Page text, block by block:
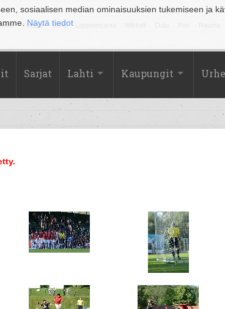
sosiaalisen median ominaisuuksien tukemiseen ja
Näytä tiedot
Kuopio Lahti
Sarjat Lahti Kaupungit